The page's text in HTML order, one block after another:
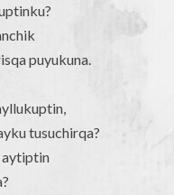
puyukuna.
tusuchirqa?
aytiptin